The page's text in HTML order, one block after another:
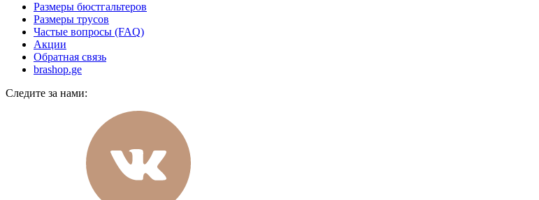
Размеры бюстгальтеров
Размеры трусов
Частые вопросы (FAQ)
Акции
Обратная связь
brashop.ge
Следите за нами: